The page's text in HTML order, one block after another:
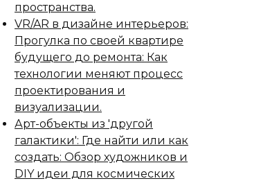
пространства.
VR/AR в дизайне интерьеров:
Прогулка по своей квартире
будущего до ремонта: Как
технологии меняют процесс
проектирования и
визуализации.
Арт-объекты из 'другой
галактики': Где найти или как
создать: Обзор художников и
DIY идеи для космических